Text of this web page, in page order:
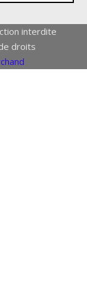
interdite
droits